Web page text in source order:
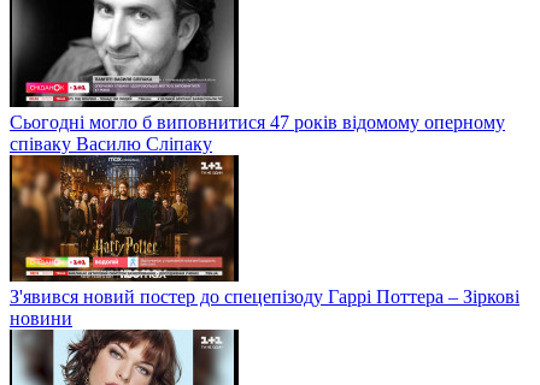
Сьогодні могло б виповнитися 47 років відомому оперному
співаку Василю Сліпаку
З'явився новий постер до спецепізоду Гаррі Поттера – Зіркові
новини